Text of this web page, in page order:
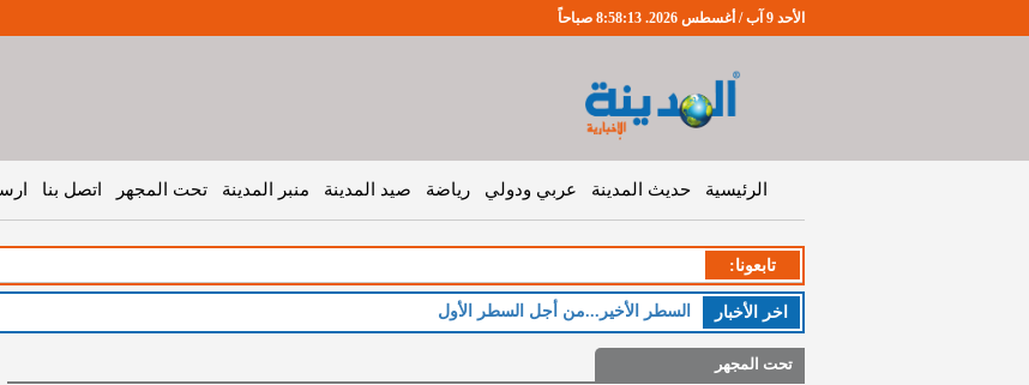
الأحد 9 آب / أغسطس 2026. 8:58:14 صباحاً
الرئيسية حديث المدينة عربي ودولي رياضة صيد المدينة منبر المدينة تحت المجهر اتصل بنا
تابعونا:
اخر اﻷخبار السطر الأخير...من أجل السطر الأول
تحت المجهر